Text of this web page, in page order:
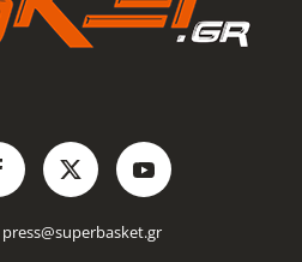
press@superbasket.gr